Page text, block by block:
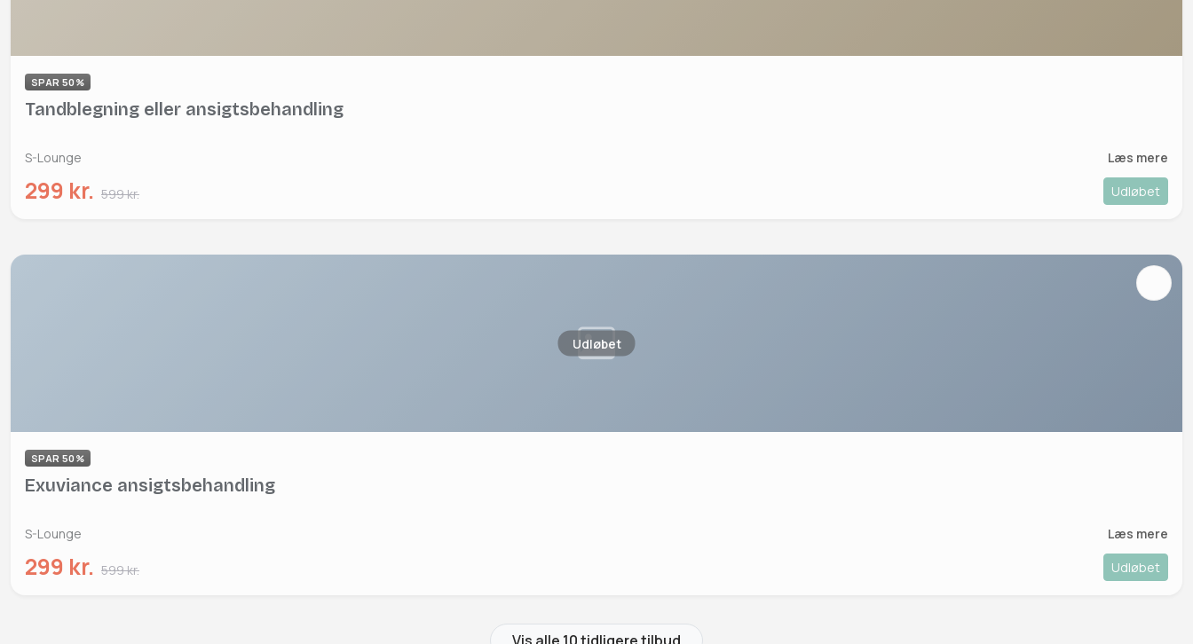
SPAR 50%
Tandblegning eller ansigtsbehandling
S-Lounge Læs mere
299 kr. 599 kr. Udløbet
Udløbet
SPAR 50%
Exuviance ansigtsbehandling
S-Lounge Læs mere
299 kr. 599 kr. Udløbet